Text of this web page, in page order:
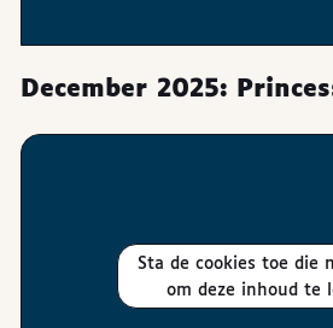
December 2025:
Sta de cookies toe die nodig zijn
om deze inhoud te